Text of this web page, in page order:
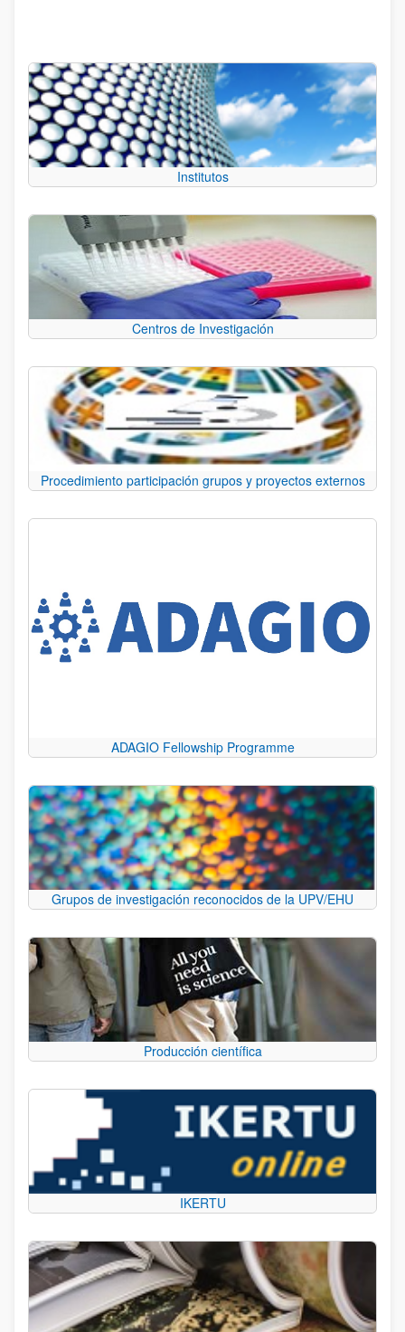
Institutos
Centros de Investigación
Procedimiento participación grupos y proyectos externos
ADAGIO Fellowship Programme
Grupos de investigación reconocidos de la UPV/EHU
Producción científica
IKERTU